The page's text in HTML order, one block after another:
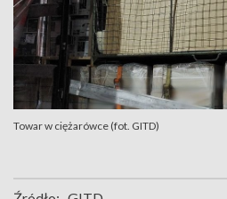
Towar w ciężarówce (fot. GITD)